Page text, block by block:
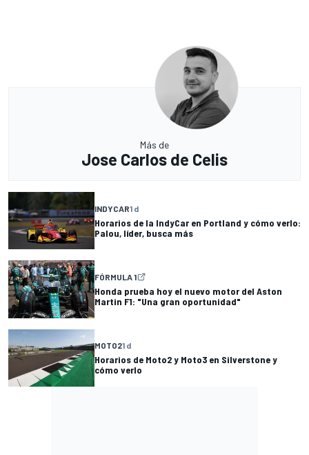
Más de
Jose Carlos de Celis
INDYCAR1 d
Horarios de la IndyCar en Portland y cómo verlo:
Palou, líder, busca más
FÓRMULA 1
Honda prueba hoy el nuevo motor del Aston
Martin F1: "Una gran oportunidad"
MOTO21 d
Horarios de Moto2 y Moto3 en Silverstone y
cómo verlo